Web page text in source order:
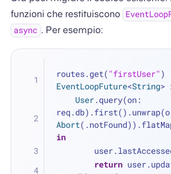
funzioni che restituiscono
async . Per esempio:
routes.get( "firstUser"
EventLoopFuture<String>
User.query(on:
Abort
in
return